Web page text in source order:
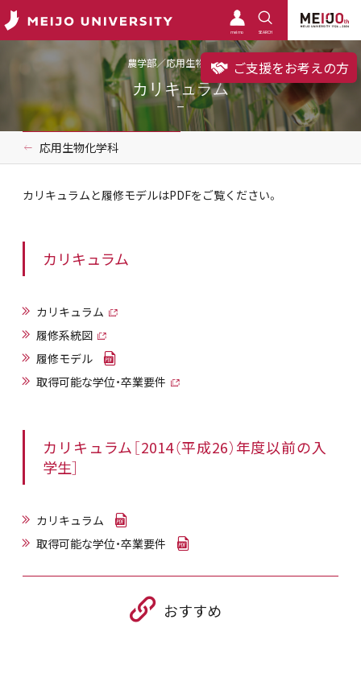
meimo SEARCH
ご支援をお考えの方
農学部／応用生物化学科
カリキュラム
応用生物化学科
カリキュラムと履修モデルはPDFをご覧ください。
カリキュラム
カリキュラム
履修系統図
履修モデル
取得可能な学位・卒業要件
カリキュラム［2014（平成26）年度以前の入
学生］
カリキュラム
取得可能な学位・卒業要件
おすすめ